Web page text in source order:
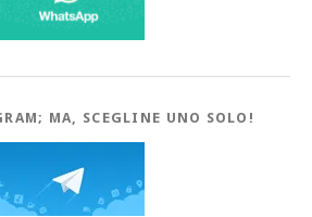
MA, SCEGLINE UNO SOLO!